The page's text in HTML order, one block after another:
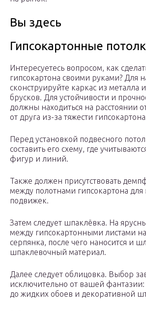
Вы здесь
Гипсокартонные
Интересуетесь вопросом, как
гипсокартона своими руками? Для
сконструируйте каркас из металла
брусков. Для устойчивости и
должны находиться на расстоянии
от друга из-за тяжести
Перед установкой подвесного
составить его схему, где
фигур и линий.
Также должен присутствовать
между полотнами гипсокартона
подвижек.
Затем следует шпаклёвка. На
между гипсокартонными листами
серпянка, после чего наносится и
шпаклевочный материал.
Далее следует облицовка. Выбор
исключительно от вашей
до жидких обоев и декоративной